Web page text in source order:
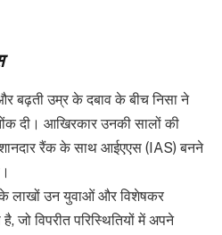
बढ़ती उम्र के दबाव के बीच निसा ने
दी। आखिरकार उनकी सालों की
रैंक के साथ आईएएस (IAS) बनने
लाखों उन युवाओं और विशेषकर
जो विपरीत परिस्थितियों में अपने